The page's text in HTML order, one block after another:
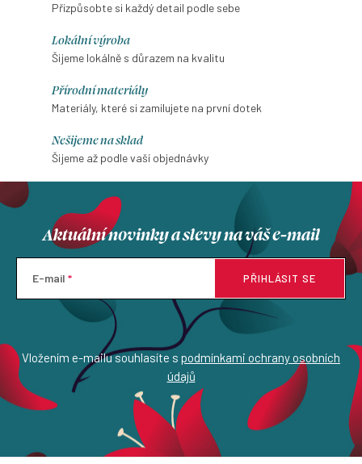
Přizpůsobte si každý detail podle sebe
Lokální výroba
Šijeme lokálně s důrazem na kvalitu
Přírodní materiály
Materiály, které si zamilujete na první dotek
Nešijeme na sklad
Šijeme až podle vaší objednávky
Aktuální novinky a slevy na váš e-mail
E-mail
Vložením e-mailu souhlasíte s podmínkami ochrany osobních
údajů
PŘIHLÁSIT SE